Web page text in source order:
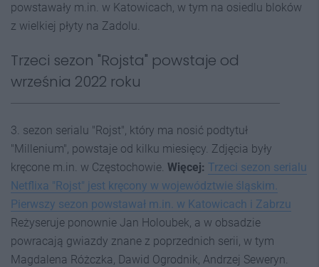
powstawały m.in. w Katowicach, w tym na osiedlu bloków
z wielkiej płyty na Zadolu.
Trzeci sezon "Rojsta" powstaje od
września 2022 roku
3. sezon serialu "Rojst", który ma nosić podtytuł
"Millenium", powstaje od kilku miesięcy. Zdjęcia były
kręcone m.in. w Częstochowie. Więcej: Trzeci sezon serialu
Netflixa "Rojst" jest kręcony w województwie śląskim.
Pierwszy sezon powstawał m.in. w Katowicach i Zabrzu
Reżyseruje ponownie Jan Holoubek, a w obsadzie
powracają gwiazdy znane z poprzednich serii, w tym
Magdalena Różczka, Dawid Ogrodnik, Andrzej Seweryn.